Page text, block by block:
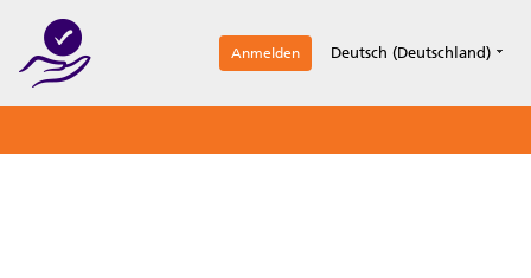
Anmelden Deutsch (Deutschland)